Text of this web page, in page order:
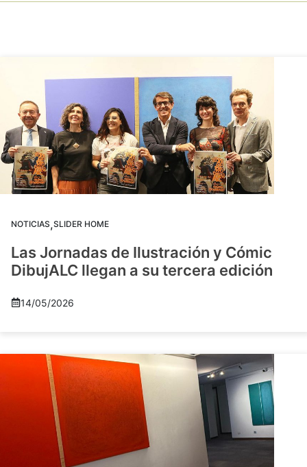
NOTICIAS,SLIDER HOME
Las Jornadas de Ilustración y Cómic
DibujALC llegan a su tercera edición
14/05/2026